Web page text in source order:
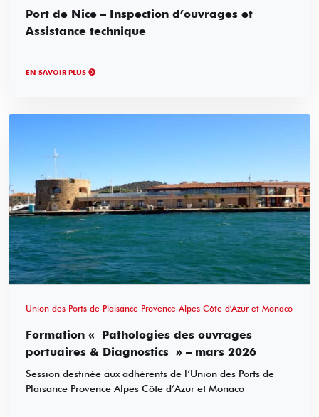
Port de Nice – Inspection d’ouvrages et
Assistance technique
EN SAVOIR PLUS
Union des Ports de Plaisance Provence Alpes Côte d'Azur et Monaco
Formation « Pathologies des ouvrages
portuaires & Diagnostics » – mars 2026
Session destinée aux adhérents de l’Union des Ports de
Plaisance Provence Alpes Côte d’Azur et Monaco